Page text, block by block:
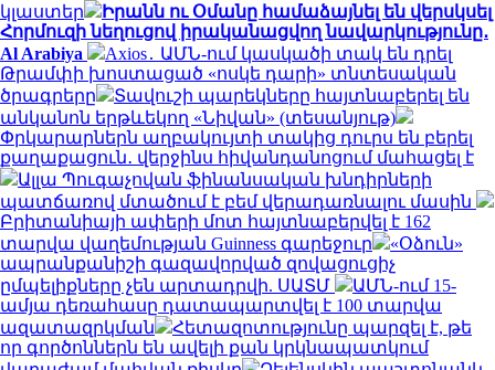
կլաստեր
Իրանն ու Օմանը համաձայնել են վերսկսել
Հորմուզի նեղուցով իրականացվող նավարկությունը․
Al Arabiya
Axios․ ԱՄՆ-ում կասկածի տակ են դրել
Թրամփի խոստացած «ոսկե դարի» տնտեսական
ծրագրերը
Տավուշի պարեկները հայտնաբերել են
անկանոն երթևեկող «Նիվան» (տեսանյութ)
Փրկարարներն աղբակույտի տակից դուրս են բերել
քաղաքացուն․ վերջինս հիվանդանոցում մահացել է
Ալլա Պուգաչովան ֆինանսական խնդիրների
պատճառով մտածում է բեմ վերադառնալու մասին
Բրիտանիայի ափերի մոտ հայտնաբերվել է 162
տարվա վաղեմության Guinness գարեջուր
«Օձուն»
ապրանքանիշի գազավորված զովացուցիչ
ըմպելիքները չեն արտադրվի. ՍԱՏՄ
ԱՄՆ-ում 15-
ամյա դեռահասը դատապարտվել է 100 տարվա
ազատազրկման
Հետազոտությունը պարզել է, թե
որ գործոններն են ավելի քան կրկնապատկում